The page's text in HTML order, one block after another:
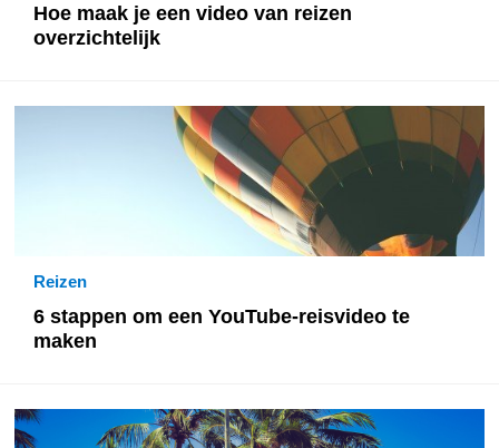
Hoe maak je een video van reizen
overzichtelijk
Reizen
6 stappen om een YouTube-reisvideo te
maken